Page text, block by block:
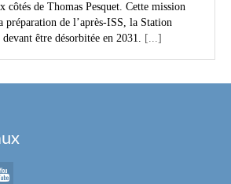
côtés de Thomas Pesquet. Cette mission
préparation de l’après-ISS, la Station
être désorbitée en 2031. [...]